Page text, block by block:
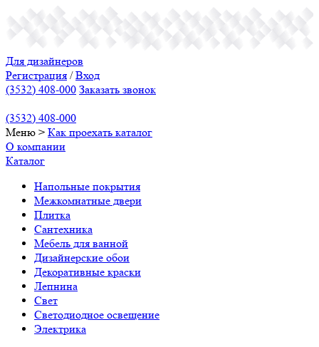
Для дизайнеров
Регистрация /Вход
(3532) 408-000 Заказать звонок
(3532) 408-000
Меню > Как проехать каталог
О компании
Каталог
Напольные покрытия
Межкомнатные двери
Плитка
Сантехника
Мебель для ванной
Дизайнерские обои
Декоративные краски
Лепнина
Свет
Светодиодное освещение
Электрика